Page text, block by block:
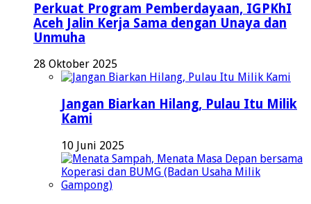
Perkuat Program Pemberdayaan, IGPKhI
Aceh Jalin Kerja Sama dengan Unaya dan
Unmuha
28 Oktober 2025
Jangan Biarkan Hilang, Pulau Itu Milik
Kami
10 Juni 2025